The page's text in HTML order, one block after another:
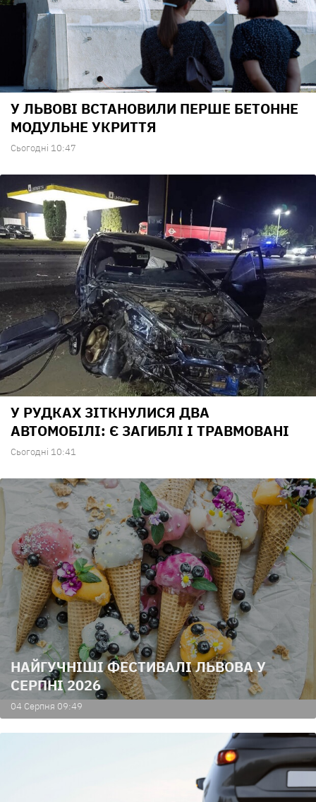
У ЛЬВОВІ ВСТАНОВИЛИ ПЕРШЕ БЕТОННЕ
МОДУЛЬНЕ УКРИТТЯ
Сьогодні 10:47
У РУДКАХ ЗІТКНУЛИСЯ ДВА
АВТОМОБІЛІ: Є ЗАГИБЛІ І ТРАВМОВАНІ
Сьогодні 10:41
НАЙГУЧНІШІ ФЕСТИВАЛІ ЛЬВОВА У
СЕРПНІ 2026
04 Серпня 09:49